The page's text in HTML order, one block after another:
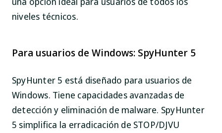
niveles técnicos.
Para usuarios de Windows: SpyHunter 5
SpyHunter 5 está diseñado para usuarios de
Windows. Tiene capacidades avanzadas de
detección y eliminación de malware. SpyHunter
5 simplifica la erradicación de STOP/DJVU